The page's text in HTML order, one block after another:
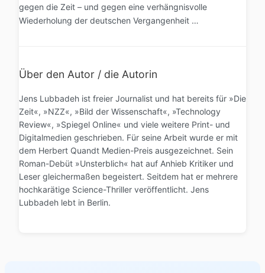
gegen die Zeit – und gegen eine verhängnisvolle
Wiederholung der deutschen Vergangenheit …
Über den Autor / die Autorin
Jens Lubbadeh ist freier Journalist und hat bereits für »Die
Zeit«, »NZZ«, »Bild der Wissenschaft«, »Technology
Review«, »Spiegel Online« und viele weitere Print- und
Digitalmedien geschrieben. Für seine Arbeit wurde er mit
dem Herbert Quandt Medien-Preis ausgezeichnet. Sein
Roman-Debüt »Unsterblich« hat auf Anhieb Kritiker und
Leser gleichermaßen begeistert. Seitdem hat er mehrere
hochkarätige Science-Thriller veröffentlicht. Jens
Lubbadeh lebt in Berlin.